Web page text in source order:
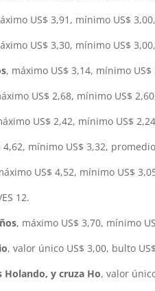
US$ 3,91, mínimo US$
US$ 3,30, mínimo US$
, máximo US$ 3,14, mínimo
US$ 2,68, mínimo US$
US$ 2,42, mínimo US$
4,62, mínimo US$ 3,32,
US$ 4,52, mínimo US$
12.
, máximo US$ 3,70, mínimo
, valor único US$ 3,00, bulto
Holando, y cruza Ho, valor